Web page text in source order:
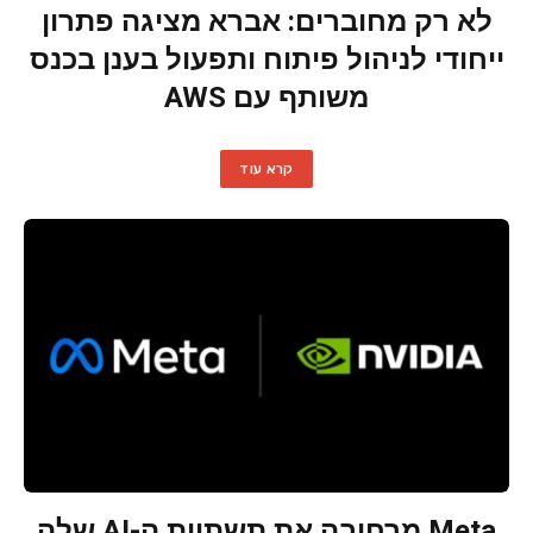
לא רק מחוברים: אברא מציגה פתרון
ייחודי לניהול פיתוח ותפעול בענן בכנס
משותף עם AWS
קרא עוד